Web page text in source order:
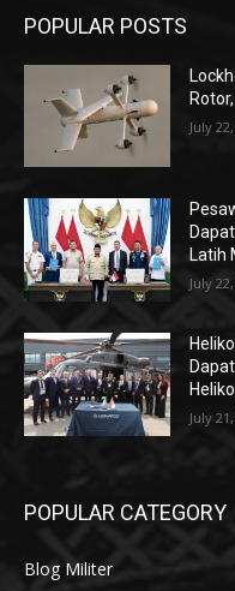
POPULAR POSTS
July
Latih
July
July
POPULAR CATEGORY
Blog Militer